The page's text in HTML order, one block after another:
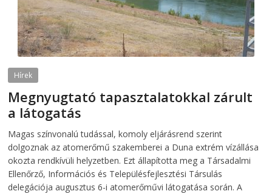
Hírek
Megnyugtató tapasztalatokkal zárult
a látogatás
Magas színvonalú tudással, komoly eljárásrend szerint
dolgoznak az atomerőmű szakemberei a Duna extrém vízállása
okozta rendkívüli helyzetben. Ezt állapította meg a Társadalmi
Ellenőrző, Információs és Településfejlesztési Társulás
delegációja augusztus 6-i atomerőművi látogatása során. A